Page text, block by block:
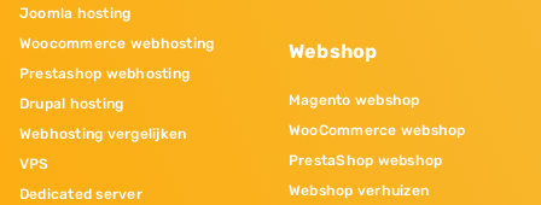
Joomla hosting
Woocommerce webhosting
Prestashop webhosting
Drupal hosting
Webhosting vergelijken
VPS
Dedicated server
Webshop
Magento webshop
WooCommerce webshop
PrestaShop webshop
Webshop verhuizen